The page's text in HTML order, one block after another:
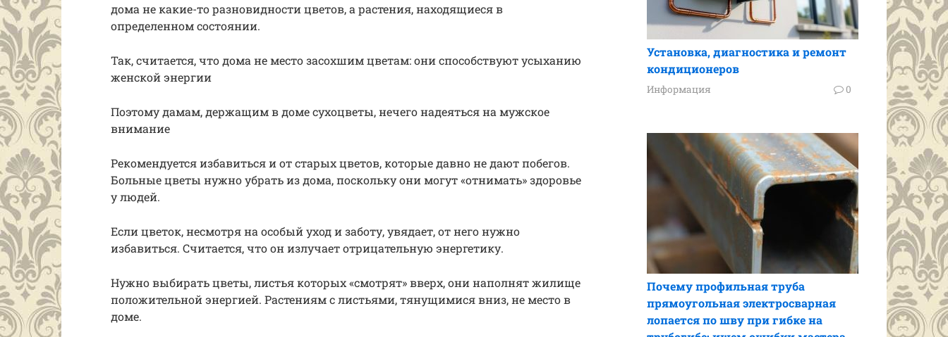
дома не какие-то разновидности цветов, а растения, находящиеся в
определенном состоянии.
Так, считается, что дома не место засохшим цветам: они способствуют усыханию
женской энергии
Поэтому дамам, держащим в доме сухоцветы, нечего надеяться на мужское
внимание
Рекомендуется избавиться и от старых цветов, которые давно не дают побегов.
Больные цветы нужно убрать из дома, поскольку они могут «отнимать» здоровье
у людей.
Если цветок, несмотря на особый уход и заботу, увядает, от него нужно
избавиться. Считается, что он излучает отрицательную энергетику.
Нужно выбирать цветы, листья которых «смотрят» вверх, они наполнят жилище
положительной энергией. Растениям с листьями, тянущимися вниз, не место в
доме.
Установка, диагностика и ремонт
кондиционеров
Информация 0
Почему профильная труба
прямоугольная электросварная
лопается по шву при гибке на